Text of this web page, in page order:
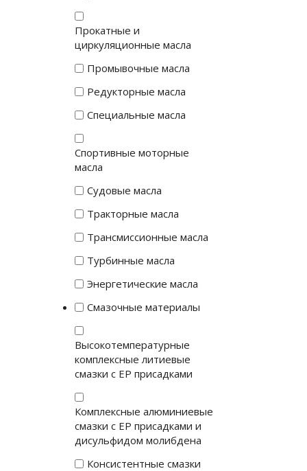
Прокатные и
циркуляционные масла
Промывочные масла
Редукторные масла
Специальные масла
Спортивные моторные
масла
Судовые масла
Тракторные масла
Трансмиссионные масла
Турбинные масла
Энергетические масла
Смазочные материалы
Высокотемпературные
комплексные литиевые
смазки с EP присадками
Комплексные алюминиевые
смазки с EP присадками и
дисульфидом молибдена
Консистентные смазки